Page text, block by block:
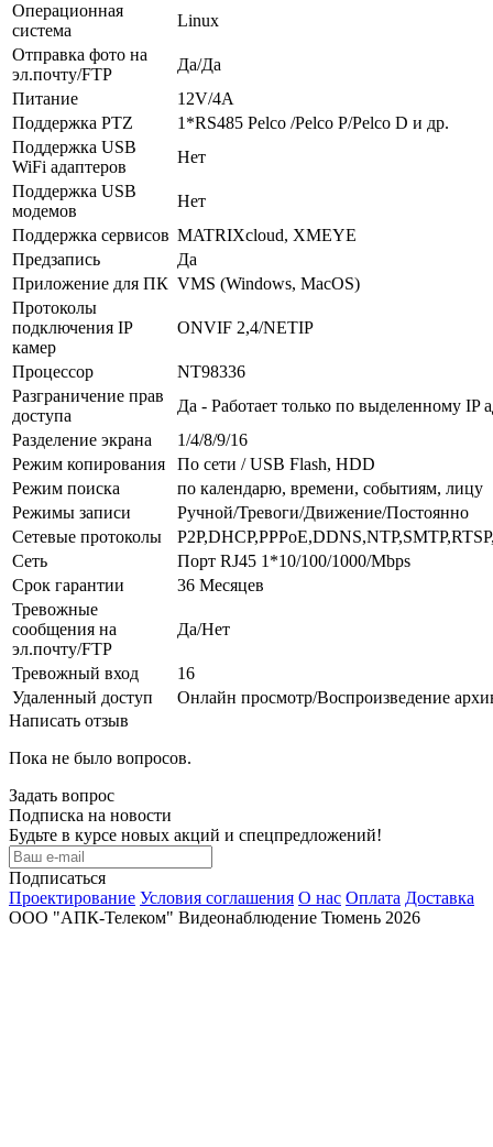
Операционная
система
Linux
Отправка фото на
эл.почту/FTP
Да/Да
Питание
12V/4A
Поддержка PTZ
1*RS485 Pelco /Pelco P/Pelco D и др.
Поддержка USB
WiFi адаптеров
Нет
Поддержка USB
модемов
Нет
Поддержка сервисов MATRIXcloud, XMEYE
Предзапись
Да
Приложение для ПК VMS (Windows, MacOS)
Протоколы
подключения IP
камер
ONVIF 2,4/NETIP
Процессор
NT98336
Разграничение прав
доступа
Да - Работает только по выделенному IP
Разделение экрана
1/4/8/9/16
Режим копирования
По сети / USB Flash, HDD
Режим поиска
по календарю, времени, событиям, лицу
Режимы записи
Ручной/Тревоги/Движение/Постоянно
Сетевые протоколы
Сеть
Порт RJ45 1*10/100/1000/Mbps
Срок гарантии
36 Месяцев
Тревожные
сообщения на
эл.почту/FTP
Да/Нет
Тревожный вход
16
Удаленный доступ
Онлайн просмотр/Воспроизведение
Написать отзыв
Пока не было вопросов.
Задать вопрос
Подписка на новости
Будьте в курсе новых акций и спецпредложений!
Подписаться
Проектирование Условия соглашения О нас Оплата Доставка
ООО "АПК-Телеком" Видеонаблюдение Тюмень 2026